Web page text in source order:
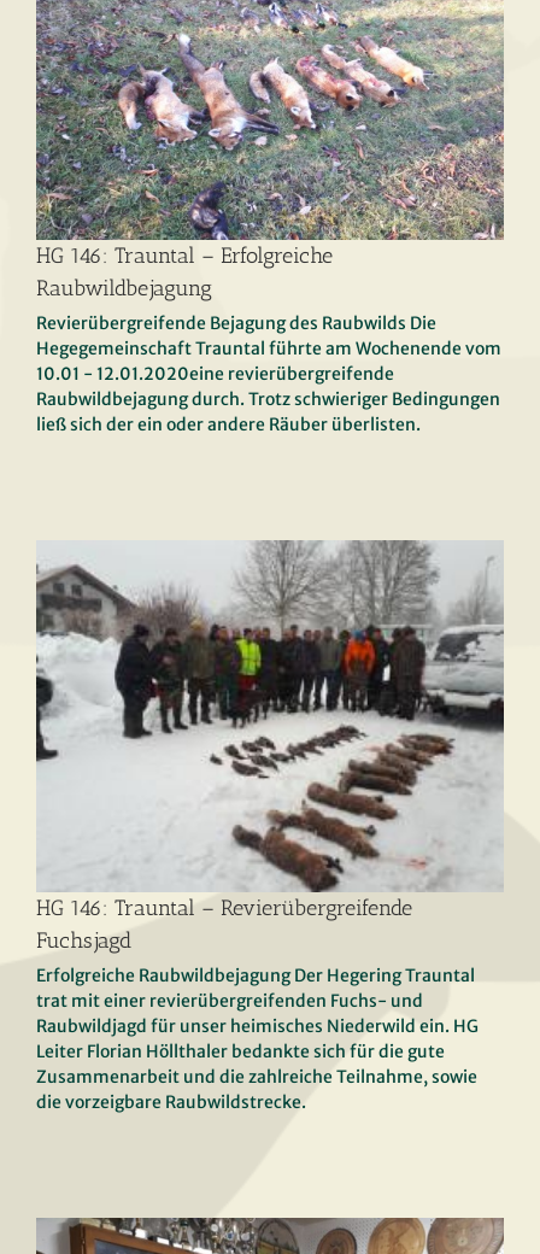
HG 146: Trauntal –
Erfolgreiche
Raubwildbejagung
HG 146: Trauntal – Erfolgreiche
Raubwildbejagung
Revierübergreifende Bejagung des Raubwilds Die
Hegegemeinschaft Trauntal führte am Wochenende vom
10.01 - 12.01.2020eine revierübergreifende
Raubwildbejagung durch. Trotz schwieriger Bedingungen
ließ sich der ein oder andere Räuber überlisten.
HG 146: Trauntal –
Revierübergreifende
Fuchsjagd
HG 146: Trauntal – Revierübergreifende
Fuchsjagd
Erfolgreiche Raubwildbejagung Der Hegering Trauntal
trat mit einer revierübergreifenden Fuchs- und
Raubwildjagd für unser heimisches Niederwild ein. HG
Leiter Florian Höllthaler bedankte sich für die gute
Zusammenarbeit und die zahlreiche Teilnahme, sowie
die vorzeigbare Raubwildstrecke.